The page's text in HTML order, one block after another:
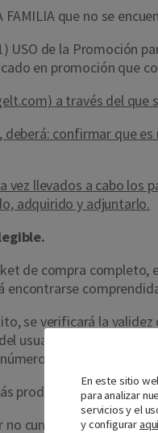
que no se
USO de la Promoción
en promoción que
a través del que
deberá: confirmar que
vez llevados a cabo
adquirido y adjuntarlo.
de compra
encontrarse
se verificará la
usuario, se enviará
de cuenta
productos objeto de
cumplir con alguno
En este sitio
para analizar
servicios y el
y configurar